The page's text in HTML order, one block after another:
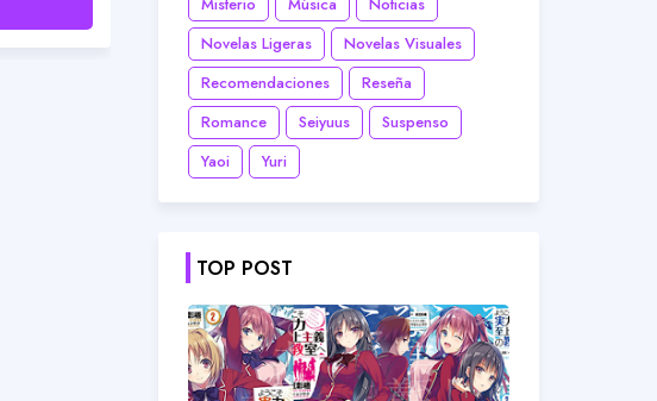
Novelas Ligeras
Novelas Visuales
Recomendaciones
Reseña
Romance
Seiyuus
Suspenso
Yaoi
Yuri
TOP POST